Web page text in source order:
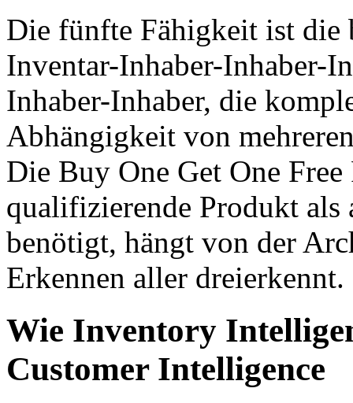
Die fünfte Fähigkeit ist die
Inventar-Inhaber-Inhaber-
Inhaber-Inhaber, die
Abhängigkeit von
Die Buy One Get One
qualifizierende Produkt als
benötigt, hängt von der
Erkennen aller dreierkennt.
Wie Inventory
Customer Intelligence